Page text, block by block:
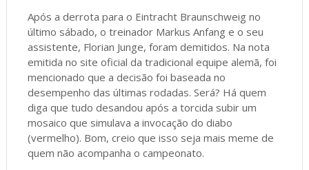
Após a derrota para o Eintracht Braunschweig no
último sábado, o treinador Markus Anfang e o seu
assistente, Florian Junge, foram demitidos. Na nota
emitida no site oficial da tradicional equipe alemã, foi
mencionado que a decisão foi baseada no
desempenho das últimas rodadas. Será? Há quem
diga que tudo desandou após a torcida subir um
mosaico que simulava a invocação do diabo
(vermelho). Bom, creio que isso seja mais meme de
quem não acompanha o campeonato.